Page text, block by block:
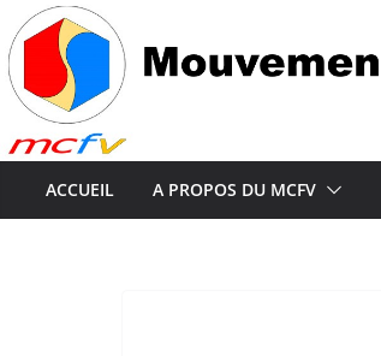
Passer
au
contenu
ACCUEIL A PROPOS DU MCFV